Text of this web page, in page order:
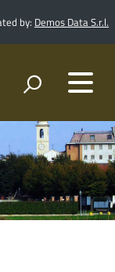
by: Demos Data S.r.l.